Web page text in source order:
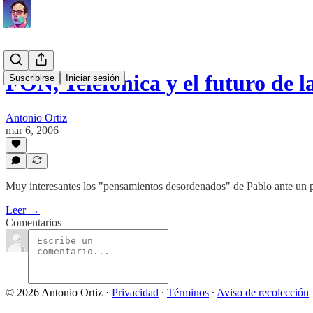
Suscribirse Iniciar sesión
FON, Telefónica y el futuro de
Antonio Ortiz
mar 6, 2006
Muy interesantes los "pensamientos desordenados" de Pablo ante
Leer →
Comentarios
© 2026 Antonio Ortiz · Privacidad ∙ Términos ∙ Aviso de recolección